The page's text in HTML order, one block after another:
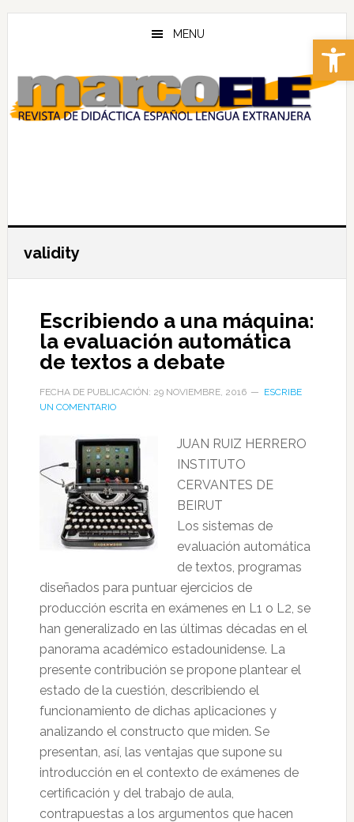
Abrir
Skip
content
Skip
MENU
validity
Escribiendo a una máquina:
la evaluación automática
de textos a debate
FECHA DE PUBLICACIÓN: 29 NOVIEMBRE, 2016
ESCRIBE
UN COMENTARIO
JUAN RUIZ HERRERO
INSTITUTO
CERVANTES DE
BEIRUT
Los sistemas de
evaluación automática
de textos, programas
diseñados para puntuar ejercicios de
producción escrita en exámenes en L1 o L2, se
han generalizado en las últimas décadas en el
panorama académico estadounidense. La
presente contribución se propone plantear el
estado de la cuestión, describiendo el
funcionamiento de dichas aplicaciones y
analizando el constructo que miden. Se
presentan, así, las ventajas que supone su
introducción en el contexto de exámenes de
certificación y del trabajo de aula,
contrapuestas a los argumentos que hacen